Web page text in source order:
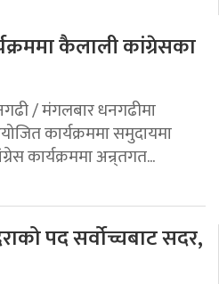
कैलाली कांग्रेसका
/ मंगलबार धनगढीमा
कार्यक्रममा समुदायमा
कार्यक्रममा अन्र्तगत...
पद सर्वोच्चबाट सदर,